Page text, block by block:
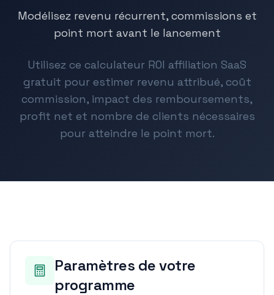
Modélisez revenu récurrent, commissions et
point mort avant le lancement
Utilisez ce calculateur ROI affiliation SaaS
gratuit pour estimer revenu attribué, coût
commission, impact des remboursements,
profit net et nombre de clients nécessaires
pour atteindre le point mort.
Paramètres de votre
programme